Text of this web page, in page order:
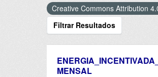
Creative Commons Attribution
Filtrar Resultados
ENERGIA_INCENTIVADA_
MENSAL